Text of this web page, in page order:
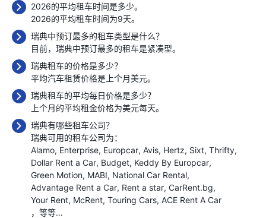
2026的平均租车时间是多少。
2026的平均租车时间为9天。
瑞典中预订最多的租车类型是什么？
目前，瑞典中预订最多的租车是紧凑型。
瑞典租车的价格是多少？
平均汽车租赁价格是上个月美元。
瑞典租车的平均每日价格是多少？
上个月的平均租金价格为美元每天。
瑞典有哪些租车公司？
瑞典可用的租车公司为：
Alamo Enterprise Europcar Avis Hertz Sixt Thrifty
Dollar Rent a Car Budget Keddy By Europcar
Green Motion MABI National Car Rental
Advantage Rent a Car Rent a star CarRent.bg
Your Rent McRent Touring Cars ACE Rent A Car
，等等…